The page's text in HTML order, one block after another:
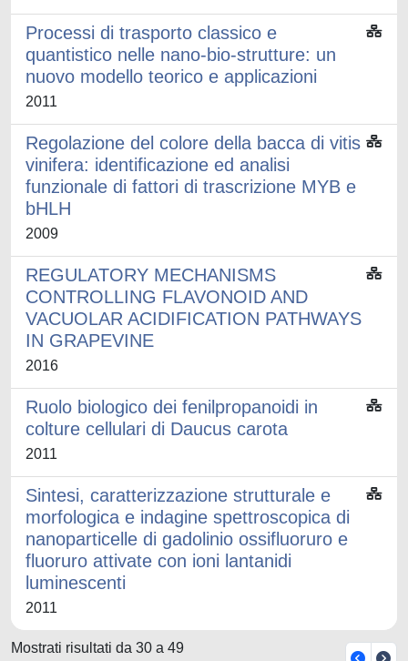
Processi di trasporto classico e
quantistico nelle nano-bio-strutture: un
nuovo modello teorico e applicazioni
2011
Regolazione del colore della bacca di vitis
vinifera: identificazione ed analisi
funzionale di fattori di trascrizione MYB e
bHLH
2009
REGULATORY MECHANISMS
CONTROLLING FLAVONOID AND
VACUOLAR ACIDIFICATION PATHWAYS
IN GRAPEVINE
2016
Ruolo biologico dei fenilpropanoidi in
colture cellulari di Daucus carota
2011
Sintesi, caratterizzazione strutturale e
morfologica e indagine spettroscopica di
nanoparticelle di gadolinio ossifluoruro e
fluoruro attivate con ioni lantanidi
luminescenti
2011
Mostrati risultati da 30 a 49